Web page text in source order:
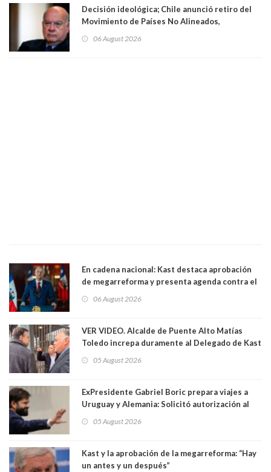
Decisión ideológica; Chile anunció retiro del
Movimiento de Países No Alineados,
1971. Excanciller Insulza lamentó decisión
06 August 2026
En cadena nacional: Kast destaca aprobación
de megarreforma y presenta agenda contra el
06 August 2026
VER VIDEO. Alcalde de Puente Alto Matías
Toledo increpa duramente al Delegado de Kast
delegado nuevamente arrancando"
05 August 2026
ExPresidente Gabriel Boric prepara viajes a
Uruguay y Alemania: Solicitó autorización al
05 August 2026
Kast y la aprobación de la megarreforma: “Hay
un antes y un después”